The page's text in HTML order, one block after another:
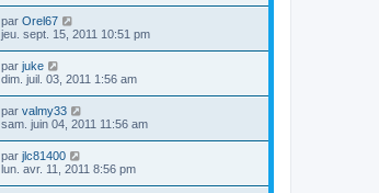
par Orel67
jeu. sept. 15, 2011 10:51 pm
par juke
dim. juil. 03, 2011 1:56 am
par valmy33
sam. juin 04, 2011 11:56 am
par jlc81400
lun. avr. 11, 2011 8:56 pm